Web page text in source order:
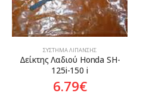
ΣΎΣΤΗΜΑ ΛΊΠΑΝΣΗΣ
Δείκτης Λαδιού Honda SH-
125i-150 i
6.79€